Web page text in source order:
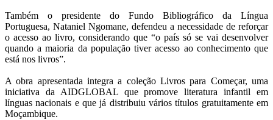
Também o presidente do Fundo Bibliográfico da Língua
Portuguesa, Nataniel Ngomane, defendeu a necessidade de reforçar
o acesso ao livro, considerando que “o país só se vai desenvolver
quando a maioria da população tiver acesso ao conhecimento que
está nos livros”.
A obra apresentada integra a coleção Livros para Começar, uma
iniciativa da AIDGLOBAL que promove literatura infantil em
línguas nacionais e que já distribuiu vários títulos gratuitamente em
Moçambique.